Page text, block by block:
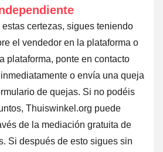
estas certezas, sigues teniendo
el vendedor en la plataforma o
plataforma, ponte en contacto
o envía una queja
de quejas. Si no podéis
Thuiswinkel.org puede
de la mediación gratuita de
Si después de esto sigues sin